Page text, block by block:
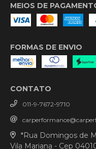
MEIOS DE
FORMAS DE ENVIO
CONTATO
011-9-7672-9710
*Rua Domingos de
Vila Mariana - Cep